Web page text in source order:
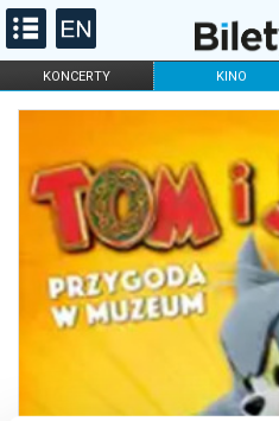
KONCERTY KINO
FILHARMONIA OPERA I BALET